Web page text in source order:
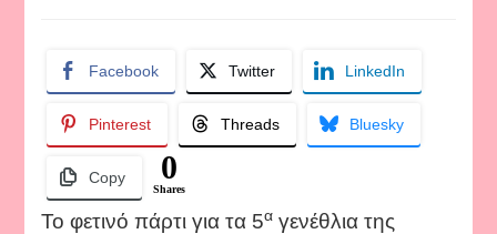
(πάρτι
γενεθλίων
με
θέμα
νεράιδες)!!
Facebook Twitter LinkedIn
Pinterest Threads Bluesky
Copy 0
Shares
Το φετινό πάρτι για τα 5α γενέθλια της